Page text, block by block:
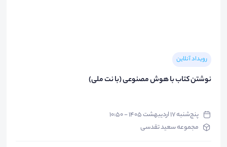
رویداد آنلاین
نوشتن کتاب با هوش مصنوعی (با نت ملی)
پنج‌شنبه ۱۷ اردیبهشت ۱۴۰۵ - ۱۰:۵۰
مجموعه سعید تقدسی